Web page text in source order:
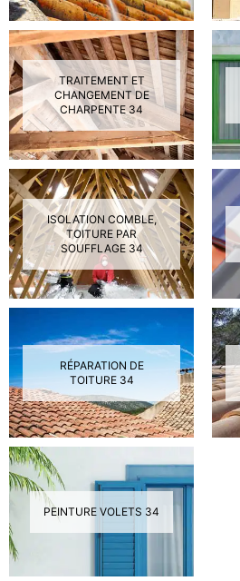
TRAITEMENT ET
CHANGEMENT DE
CHARPENTE 34
ISOLATION COMBLE,
TOITURE PAR
SOUFFLAGE 34
RÉPARATION DE
TOITURE 34
PEINTURE VOLETS 34